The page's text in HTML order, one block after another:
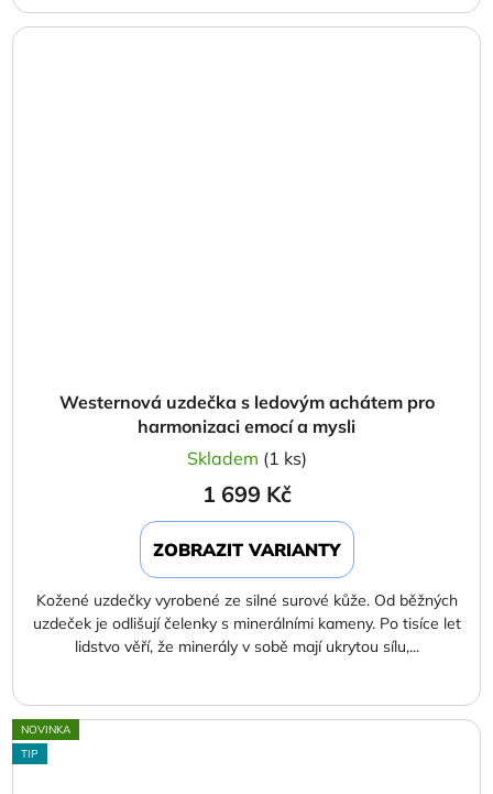
Westernová uzdečka s ledovým achátem pro
harmonizaci emocí a mysli
Skladem (1 ks)
1 699 Kč
ZOBRAZIT VARIANTY
Kožené uzdečky vyrobené ze silné surové kůže. Od běžných
uzdeček je odlišují čelenky s minerálními kameny. Po tisíce let
lidstvo věří, že minerály v sobě mají ukrytou sílu,...
NOVINKA
TIP